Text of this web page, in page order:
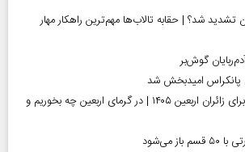
تشدید شد؟ | حقابه تالاب‌ها مهم‌ترین راهکار مهار
گوش‌بر
امیدبخش شد
توصیه‌های تغذیه‌ای برای زائران اربعین ۱۴۰۵ | در گرمای اربعین چه بخوریم و
می‌شود